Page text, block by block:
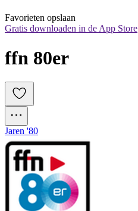
Favorieten opslaan
Gratis downloaden in de App Store
ffn 80er
Jaren '80